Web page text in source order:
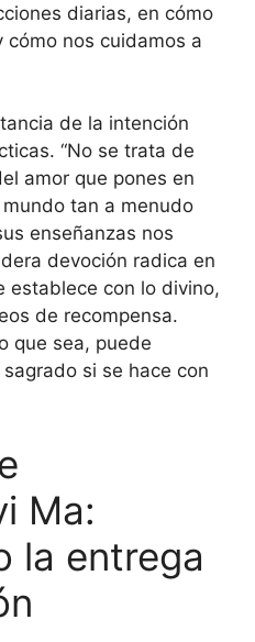
diarias, en cómo
nos cuidamos a
de la intención
“No se trata de
amor que pones en
mundo tan a menudo
enseñanzas nos
devoción radica en
establece con lo divino,
de recompensa.
que sea, puede
si se hace con
Ma:
la entrega